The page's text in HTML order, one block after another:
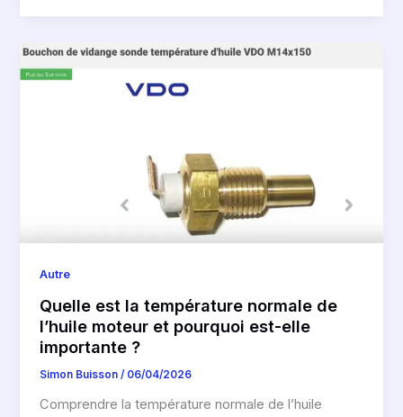
Autre
Quelle est la température normale de
l’huile moteur et pourquoi est-elle
importante ?
Simon Buisson/ 06/04/2026
Comprendre la température normale de l’huile